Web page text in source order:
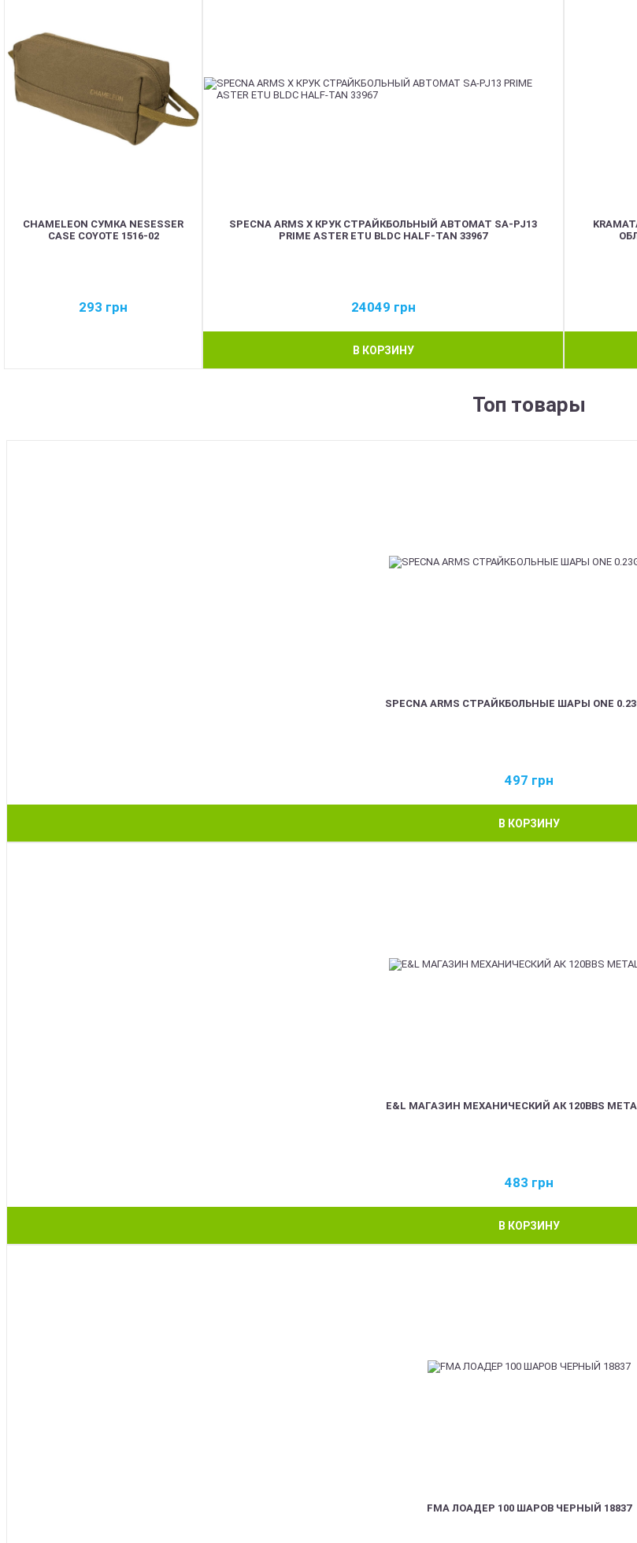
CHAMELEON СУМКА NESESSER
CASE COYOTE 1516-02
293 грн
SPECNA ARMS X КРУК СТРАЙКБОЛЬНЫЙ АВТОМАТ SA-PJ13
PRIME ASTER ETU BLDC HALF-TAN 33967
24049 грн
В КОРЗИНУ
Топ товары
SPECNA ARMS СТРАЙКБОЛЬНЫЕ ШАРЫ ONE
497 грн
В КОРЗИНУ
E&L МАГАЗИН МЕХАНИЧЕСКИЙ АК 120BBS
483 грн
В КОРЗИНУ
FMA ЛОАДЕР 100 ШАРОВ ЧЕРНЫЙ 18837